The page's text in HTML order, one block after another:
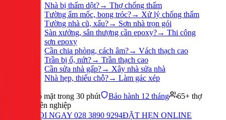
Nhà bị thấm dột?→ Thợ chống thấm
Tường ẩm mốc, bong tróc?→ Xử lý chống thấm
Tường nhà cũ, xấu?→ Sơn nhà trọn gói
Sàn xưởng, sân thượng cần epoxy?→ Thi công
sơn epoxy
Cần chia phòng, cách âm?→ Vách thạch cao
Trần bị ố, nứt?→ Trần thạch cao
Cần sửa nhà gấp?→ Xây nhà sửa nhà
Nhà hẹp, thiếu chỗ?→ Làm gác xép
Có mặt trong 30 phút Bảo hành 12 tháng
65+ thợ
chuyên nghiệp
GỌI NGAY 028 3890 9294ĐẶT HẸN ONLINE